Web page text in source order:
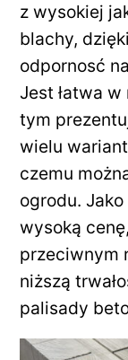
z wysokiej
blachy,
odpornosć
Jest łatwa
tym
wielu
czemu
ogrodu.
wysoką
przeciwnym
niższą
palisady